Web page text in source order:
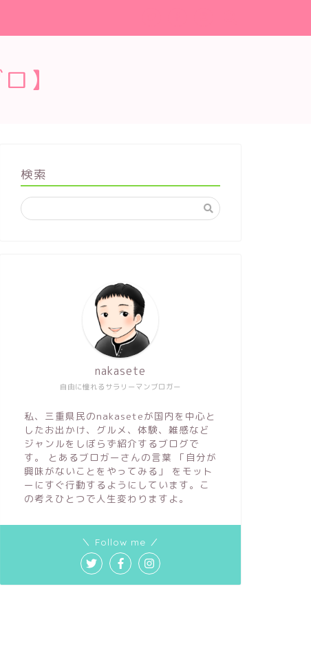
】
アウトドア・スポーツ
シーカヤック漕ぎ始めは紀北町三浦
海岸から熊野灘。鈴島を越え大島象
の鼻から赤野島激凪漕ぎ
2020年3月28日
アウトドア・スポーツ
【大台町】日本一の清流宮川の片鱗
を感じる三瀬谷ダム湖の透明度と自
然しかない紅葉漕ぎ
2019年11月28日
検索
自由に憧れるサラリーマンブロガー
nakasete
私、三重県民のnakaseteが国内を中心と
したお出かけ、グルメ、体験、雑感など
ジャンルをしぼらず紹介するブログで
す。 とあるブロガーさんの言葉 「自分が
興味がないことをやってみる」 をモット
ーにすぐ行動するようにしています。こ
の考えひとつで人生変わりますよ。
＼ Follow me ／